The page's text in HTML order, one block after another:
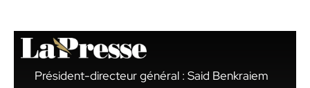
Président-directeur général : Said Benkraiem